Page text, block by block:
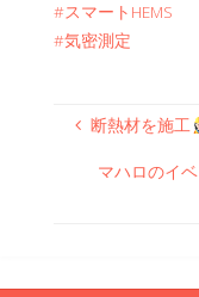
#スマートHEMS
#気密測定
断熱材を施工
マハロのイ